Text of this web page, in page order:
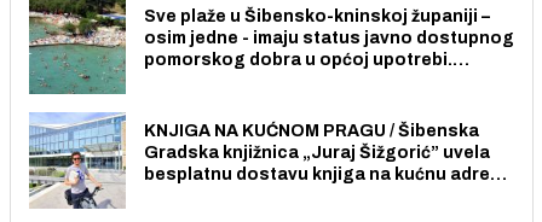
Sve plaže u Šibensko-kninskoj županiji –
osim jedne - imaju status javno dostupnog
pomorskog dobra u općoj upotrebi.
KNJIGA NA KUĆNOM PRAGU / Šibenska
Gradska knjižnica „Juraj Šižgorić” uvela
besplatnu dostavu knjiga na kućnu adresu